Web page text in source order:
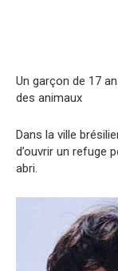
Un garçon de 17
des animaux
Dans la ville
d’ouvrir un refuge
abri.